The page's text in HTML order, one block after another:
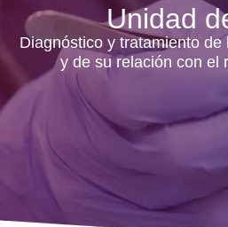
Unidad
Diagnóstico y tratamiento
y de su relación con el